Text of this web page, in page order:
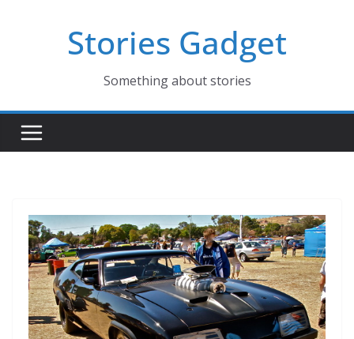
Stories Gadget
Something about stories